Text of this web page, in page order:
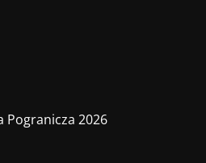
Pogranicza 2026